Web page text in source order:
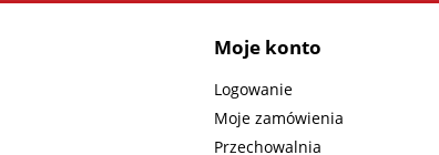
Moje konto
Logowanie
Moje zamówienia
Przechowalnia